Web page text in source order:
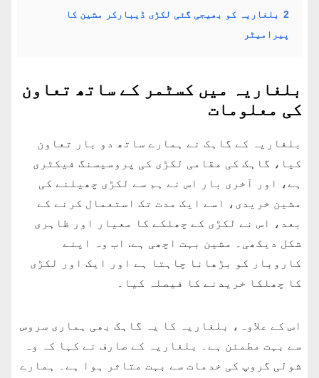
2 بلغاریہ کو بھیجی گئی لکڑی ڈیبارکر مشین کا
پیرامیٹر
بلغاریہ میں کسٹمر کے ساتھ تعاون
کی معلومات
بلغاریہ کے گاہک نے ہمارے ساتھ دو بار تعاون
کیا، گاہک کی مقامی لکڑی کی پروسیسنگ فیکٹری
ہے، اور آخری بار اس نے ہم سے لکڑی چھیلنے کی
مشین خریدی، اسے ایک مدت تک استعمال کرنے کے
بعد، اس نے لکڑی کے چھلکے کا معیار اور ظاہری
شکل دیکھی۔ مشین بہت اچھی ہے. اب وہ اپنے
کاروبار کو بڑھانا چاہتا ہے اور ایک اور لکڑی
کا چھلکا خریدنے کا فیصلہ کیا۔
اس کے علاوہ، بلغاریہ کا یہ گاہک بھی ہماری سروس
سے بہت مطمئن ہے۔ بلغاریہ کے صارف نے کہا کہ وہ
شولی گروپ کی خدمات سے بہت متاثر ہوا ہے۔ ہمارے